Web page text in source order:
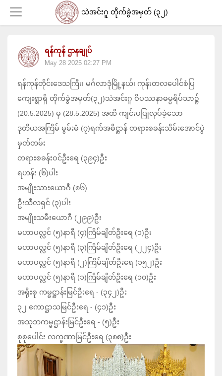
သဲအင်းဂူ တိုက်ခွဲအမှတ် (၃၂)
ရန်ကုန် ဌာနချုပ်
May 28 2025 02:27 PM
ရန်ကုန်တိုင်းဒေသကြီး၊ မင်္ဂလာဒုံမြို့နယ်၊ ကုန်းတလပေါင်စံပြ
ကျေးရွာရှိ တိုက်ခွဲအမှတ်(၃၂)သဲအင်းဂူ ဝိပဿနာဓမ္မရိပ်သာ၌
(20.5.2025) မှ (28.5.2025) အထိ ကျင်းပပြုလုပ်ခဲ့သော
ဒုတိယအကြိမ် မွမ်းမံ (၇)ရက်အဓိဋ္ဌာန် တရားစခန်းသိမ်းအောင်ပွဲ
မှတ်တမ်း
တရားစခန်းဝင်ဦးရေ (၃၉၄)ဦး
ရဟန်း (၆)ပါး
အမျိုးသားယောဂီ (၈၆)
ဦးသီလရှင် (၃)ပါး
အမျိုးသမီးယောဂီ (၂၉၉)ဦး
မဟာပလ္လင် (၅)နာရီ (၄)ကြိမ်ချိတ်ဦးရေ (၁)ဦး
မဟာပလ္လင် (၅)နာရီ (၃)ကြိမ်ချိတ်ဦးရေ (၂၂၄)ဦး
မဟာပလ္လင် (၅)နာရီ (၂)ကြိမ်ချိတ်ဦးရေ (၁၅၂)ဦး
မဟာပလ္လင် (၅)နာရီ (၁)ကြိမ်ချိတ်ဦးရေ (၁၀)ဦး
အရိုးစု ကမ္မဋ္ဌာန်းမြင်ဦးရေ - (၃၄၂)ဦး
၃၂ ကောဋ္ဌာသမြင်ဦးရေ - (၄၁)ဦး
အသုဘကမ္မဋ္ဌာန်းမြင်ဦးရေ - (၅)ဦး
စုစုပေါင်း လက္ခဏာမြင်ဦးရေ (၃၈၈)ဦး